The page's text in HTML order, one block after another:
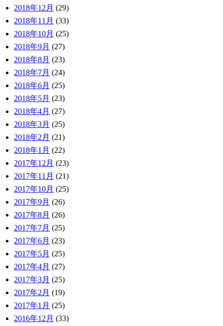
2018年12月 (29)
2018年11月 (33)
2018年10月 (25)
2018年9月 (27)
2018年8月 (23)
2018年7月 (24)
2018年6月 (25)
2018年5月 (23)
2018年4月 (27)
2018年3月 (25)
2018年2月 (21)
2018年1月 (22)
2017年12月 (23)
2017年11月 (21)
2017年10月 (25)
2017年9月 (26)
2017年8月 (26)
2017年7月 (25)
2017年6月 (23)
2017年5月 (25)
2017年4月 (27)
2017年3月 (25)
2017年2月 (19)
2017年1月 (25)
2016年12月 (33)